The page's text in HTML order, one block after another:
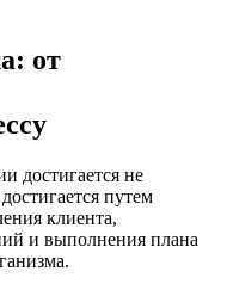
от
достигается не
путем
клиента,
и выполнения плана